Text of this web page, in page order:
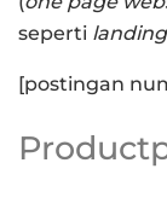
seperti
[postingan